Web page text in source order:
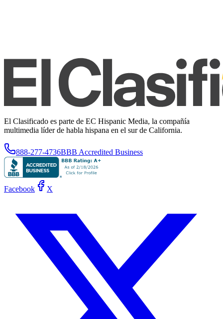
El Clasificado es parte de EC Hispanic Media, la compañía
multimedia líder de habla hispana en el sur de California.
888-277-4736BBB Accredited Business
Facebook X